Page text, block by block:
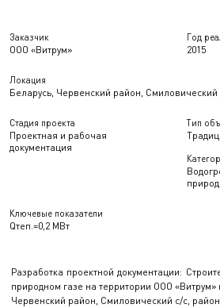
Заказчик
ООО «Витрум»
Год
2015
Локация
Беларусь, Червенский район, Смиловический
Стадия проекта
Проектная и рабочая
документация
Тип
Ключевые показатели
Qтеп.=0,2 МВт
Разработка проектной документации:
природном газе на территории ООО «Витрум»
Червенский район, Смиловический с/с,